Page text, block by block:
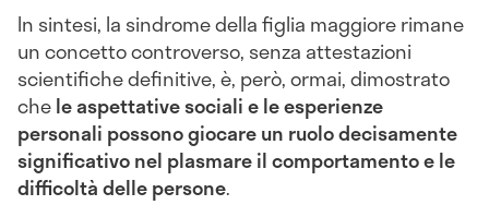
In sintesi, la sindrome della figlia maggiore rimane
un concetto controverso, senza attestazioni
scientifiche definitive, è, però, ormai, dimostrato
chele aspettative sociali e le esperienze
personali possono giocare un ruolo decisamente
significativo nel plasmare il comportamento e le
difficoltà delle persone.